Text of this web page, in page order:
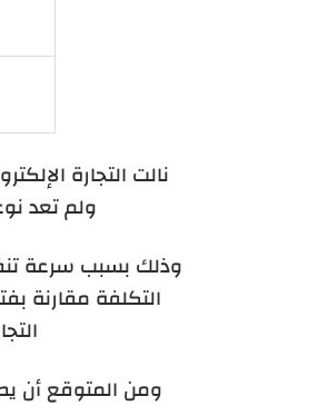
نالت التجارة
ولم تعد
وذلك بسبب سرعة